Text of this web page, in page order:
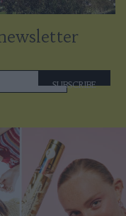
SUBSCRIBE